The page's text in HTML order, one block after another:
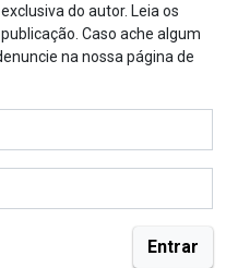
do autor. Leia os
Caso ache algum
na nossa página de